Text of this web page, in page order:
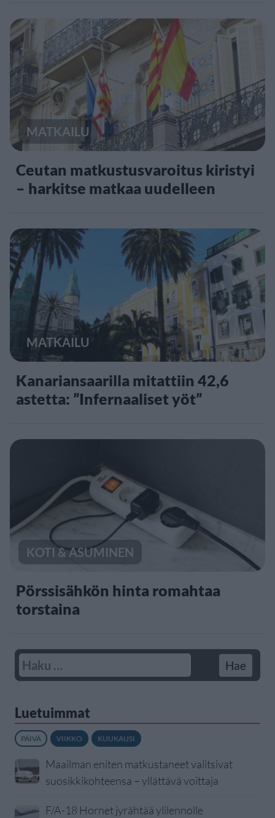
MATKAILU
Ceutan matkustusvaroitus kiristyi
– harkitse matkaa uudelleen
MATKAILU
Kanariansaarilla mitattiin 42,6
astetta: ”Infernaaliset yöt”
KOTI & ASUMINEN
Pörssisähkön hinta romahtaa
torstaina
Luetuimmat
PÄIVÄ VIIKKO KUUKAUSI
Maailman eniten matkustaneet valitsivat
suosikkikohteensa – yllättävä voittaja
F/A-18 Hornet jyrähtää ylilennolle